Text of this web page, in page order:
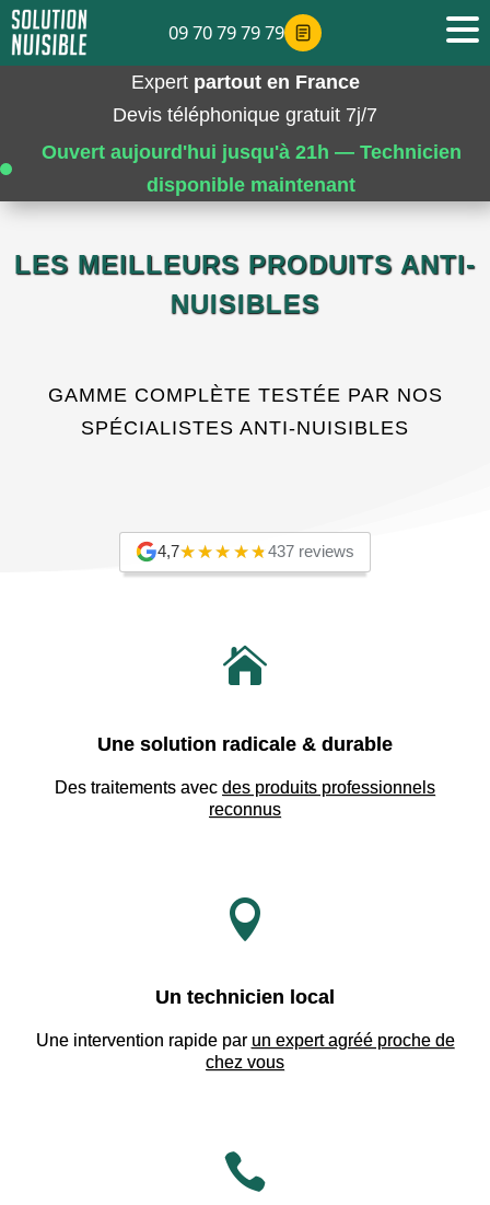
Expert partout en France
Devis téléphonique gratuit 7j/7
Ouvert aujourd'hui jusqu'à 21h — Technicien
disponible maintenant
LES MEILLEURS PRODUITS ANTI-
NUISIBLES
GAMME COMPLÈTE TESTÉE PAR NOS
SPÉCIALISTES ANTI-NUISIBLES
4,7 437 reviews

Une solution radicale & durable
Des traitements avec des produits professionnels
reconnus

Un technicien local
Une intervention rapide par un expert agréé proche de
chez vous

09 70 79 79 79